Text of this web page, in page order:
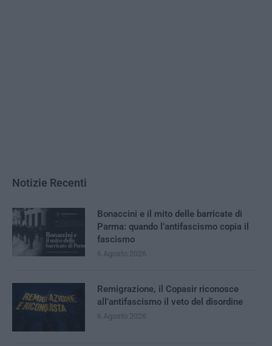
Notizie Recenti
Bonaccini e il mito delle barricate di
Parma: quando l’antifascismo copia il
fascismo
6 Agosto 2026
Remigrazione, il Copasir riconosce
all’antifascismo il veto del disordine
6 Agosto 2026